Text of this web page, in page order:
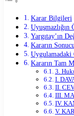
Karar Bilgileri
Uyuşmazlığın
Yargıtay’ın
Kararın Sonucu
Uygulamadaki
Kararın Tam
3.
I.
II.
III.
IV.
V.